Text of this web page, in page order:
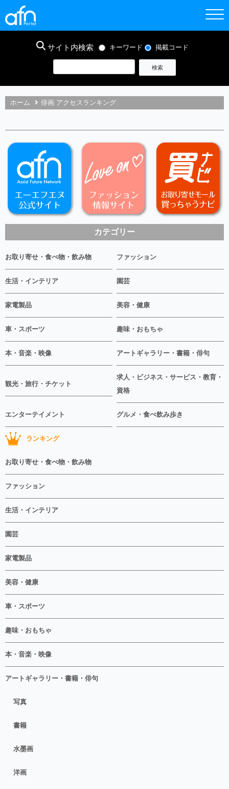
サイト内検索 キーワード 掲載コード
カテゴリー
お取り寄せ・食べ物・飲み物 ファッション
生活・インテリア 園芸
家電製品 美容・健康
車・スポーツ 趣味・おもちゃ
本・音楽・映像 アートギャラリー・書籍・俳句
観光・旅行・チケット
求人・ビジネス・サービス・教育・
資格
エンターテイメント グルメ・食べ飲み歩き
ランキング
お取り寄せ・食べ物・飲み物
ファッション
生活・インテリア
園芸
家電製品
美容・健康
車・スポーツ
趣味・おもちゃ
本・音楽・映像
アートギャラリー・書籍・俳句
写真
書籍
水墨画
洋画
ホーム 俳画 アクセスランキング